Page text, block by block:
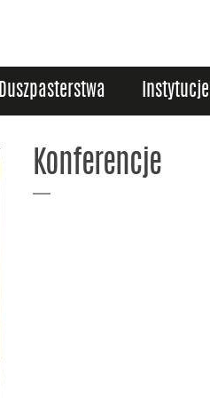
Duszpasterstwa Instytucje
Konferencje